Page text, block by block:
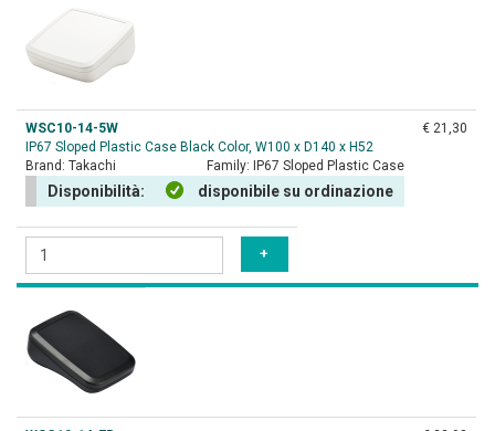
WSC10-14-5W
IP67 Sloped Plastic Case Black Color, W100 x D140 x H52
Brand: Takachi Family: IP67 Sloped Plastic Case
Disponibilità: disponibile su ordinazione
€ 21,30